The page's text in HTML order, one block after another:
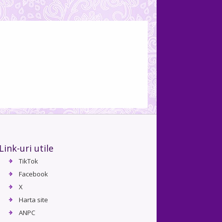
Link-uri utile
TikTok
Facebook
X
Harta site
ANPC